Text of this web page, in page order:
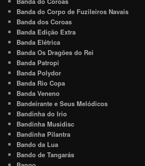
Banda do Corpo de Fuzileiros Navais
Banda dos Coroas
Banda Edição Extra
Banda Elétrica
Banda Os Dragões do Rei
Banda Patropi
Banda Polydor
Banda Rio Copa
Banda Veneno
Bandeirante e Seus Melódicos
Bandinha do Irio
Bandinha Musidisc
Bandinha Pilantra
Bando da Lua
Bando de Tangarás